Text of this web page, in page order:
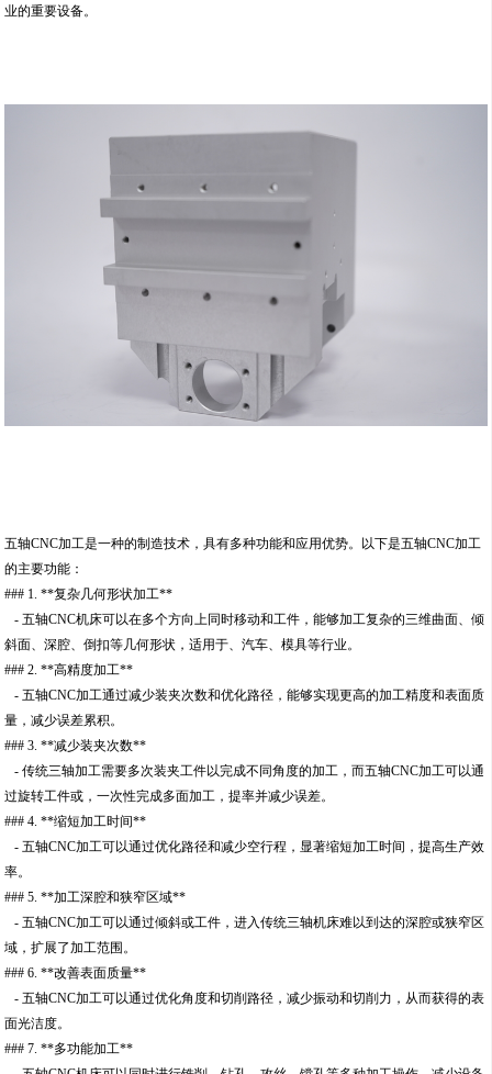
业的重要设备。
五轴CNC加工是一种的制造技术，具有多种功能和应用优势。以下是五轴CNC加工
的主要功能：
### 1. **复杂几何形状加工**
- 五轴CNC机床可以在多个方向上同时移动和工件，能够加工复杂的三维曲面、倾
斜面、深腔、倒扣等几何形状，适用于、汽车、模具等行业。
### 2. **高精度加工**
- 五轴CNC加工通过减少装夹次数和优化路径，能够实现更高的加工精度和表面质
量，减少误差累积。
### 3. **减少装夹次数**
- 传统三轴加工需要多次装夹工件以完成不同角度的加工，而五轴CNC加工可以通
过旋转工件或，一次性完成多面加工，提率并减少误差。
### 4. **缩短加工时间**
- 五轴CNC加工可以通过优化路径和减少空行程，显著缩短加工时间，提高生产效
率。
### 5. **加工深腔和狭窄区域**
- 五轴CNC加工可以通过倾斜或工件，进入传统三轴机床难以到达的深腔或狭窄区
域，扩展了加工范围。
### 6. **改善表面质量**
- 五轴CNC加工可以通过优化角度和切削路径，减少振动和切削力，从而获得的表
面光洁度。
### 7. **多功能加工**